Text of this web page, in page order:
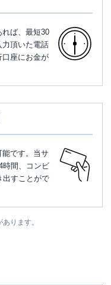
ば、最短30
力頂いた電話
口座にお金が
能です。当サ
時間、コンビ
出すことがで
ります。